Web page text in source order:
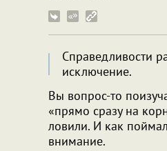
Справедливости
исключение.
Вы вопрос-то
«прямо сразу на
ловили. И как
внимание.